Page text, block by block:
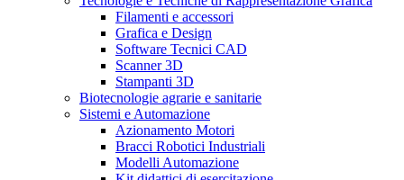
Filamenti e accessori
Grafica e Design
Software Tecnici CAD
Scanner 3D
Stampanti 3D
Biotecnologie agrarie e sanitarie
Sistemi e Automazione
Azionamento Motori
Bracci Robotici Industriali
Modelli Automazione